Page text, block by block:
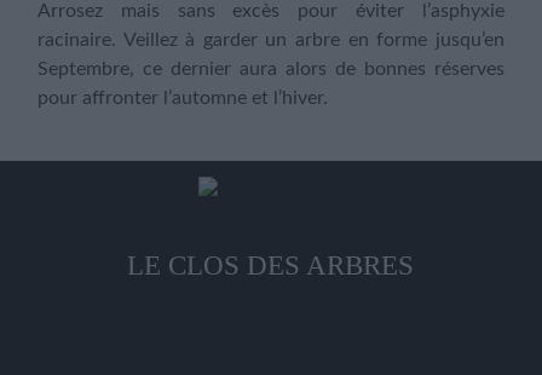
Arrosez mais sans excès pour éviter l’asphyxie
racinaire. Veillez à garder un arbre en forme jusqu’en
Septembre, ce dernier aura alors de bonnes réserves
pour affronter l’automne et l’hiver.
LE CLOS DES ARBRES